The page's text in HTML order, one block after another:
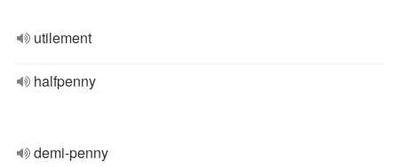
utilement
halfpenny
demi-penny